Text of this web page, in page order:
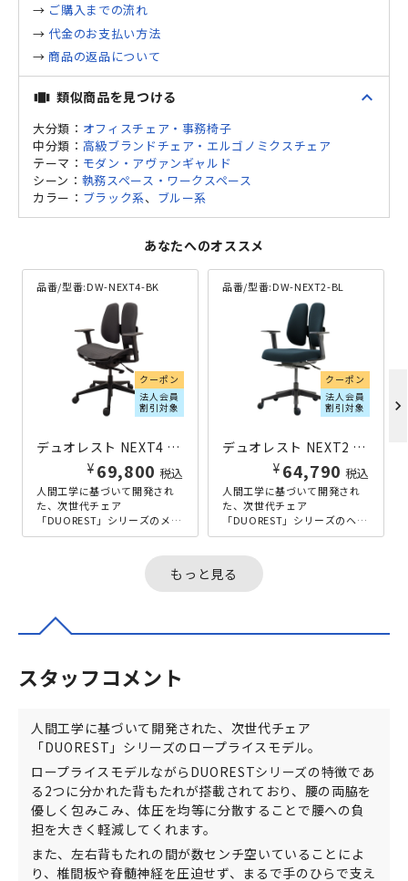
→ ご購入までの流れ
→代金のお支払い方法
→ 商品の返品について
view_carousel 類似商品を見つける expand_less
大分類： オフィスチェア・事務椅子
中分類： 高級ブランドチェア・エルゴノミクスチェア
テーマ： モダン・アヴァンギャルド
シーン： 執務スペース・ワークスペース
カラー： ブラック系、 ブルー系
あなたへのオススメ
品番/型番:DW-NEXT4-BK
クーポン
法人会員
割引対象
デュオレスト NEXT4 W690×D650-710×H885-1025 ブラック
¥ 69,800 税込
人間工学に基づいて開発され
た、次世代チェア
「DUOREST」シリーズのメッ
シュ座面タイプが登場。当シ
品番/型番:DW-NEXT2-BL
クーポン
法人会員
割引対象
デュオレスト NEXT2 W690×D630-710×H875-1020 ブルー
¥ 64,790 税込
人間工学に基づいて開発され
た、次世代チェア
「DUOREST」シリーズのヘッ
ドレスト無しタイプ。当シリ
背もたれは、...
chevron_right
もっと見る
スタッフコメント
人間工学に基づいて開発された、次世代チェア
「DUOREST」シリーズのロープライスモデル。
ロープライスモデルながらDUORESTシリーズの特徴であ
る2つに分かれた背もたれが搭載されており、腰の両脇を
優しく包みこみ、体圧を均等に分散することで腰への負
担を大きく軽減してくれます。
また、左右背もたれの間が数センチ空いていることによ
り、椎間板や脊髄神経を圧迫せず、まるで手のひらで支え